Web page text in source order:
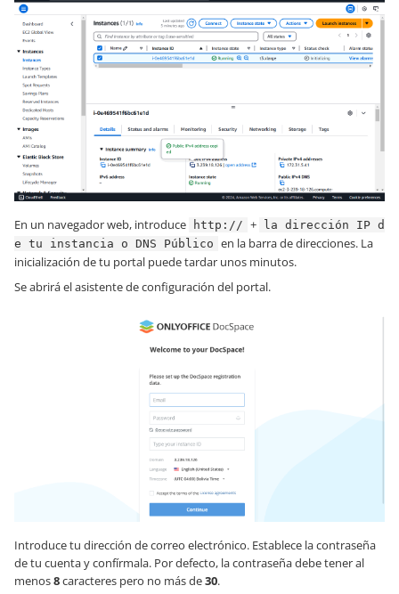
En un navegador web, introduce http:// +
la dirección IP d
e tu instancia o DNS Público en la barra de direcciones. La
inicialización de tu portal puede tardar unos minutos.
Se abrirá el asistente de configuración del portal.
Introduce tu dirección de correo electrónico. Establece la contraseña
de tu cuenta y confírmala. Por defecto, la contraseña debe tener al
menos8caracteres pero no más de30.